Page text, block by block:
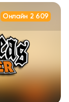
Онлайн 2 609